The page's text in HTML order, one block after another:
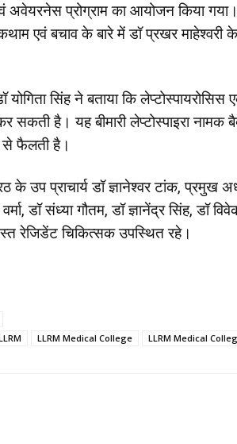
अवेयरनेस प्रोग्राम का आयोजन किया
एवं बचाव के बारे में डॉ प्रखर माहेश्वरी के
योगिता सिंह ने बताया कि लेप्टोस्पायरोसिस
सकती है। यह बीमारी लेप्टोस्पाइरा नामक
से फैलती है।
उप प्राचार्य डॉ ज्ञानेश्वर टांक, प्रमुख
डॉ संध्या गौतम, डॉ ज्ञानेंद्र सिंह, डॉ
रेजिडेंट चिकित्सक उपस्थित रहे।
LLRM Medical College LLRM Medical